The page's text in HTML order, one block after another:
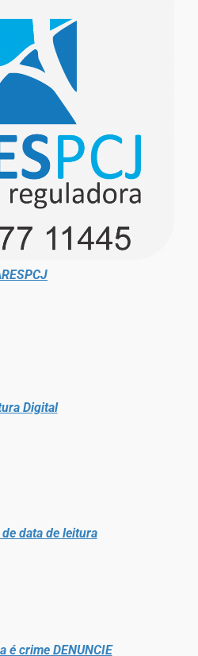
Digital
data de leitura
é crime DENUNCIE